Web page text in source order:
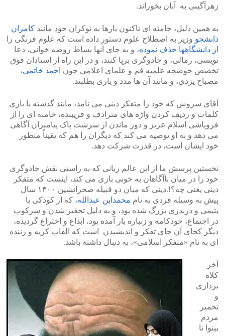
زهرآگینی به آنان بخوراند.
به همین دلیل، خامنه ای تاکنون بارها به نوکران خود مانند کامران
دانشجو وزیر به اصطلاح علوم دستور داده است که علوم فرنگی را
از دانشگاهها حذف نموده، و به جای آنها بساط روضه خوانی، دعا
نویسی، رمالی، و جادوگری برپا کنند، و در این راه از استادان فوق
تخصص حوضچه علمیه قم و علمای اعلامی چون احمد خاتمی،
مصباح یزدی، و مانند آن ها مدد و یاری بطلبند.
آقای سروش که خود را متفکر دینی می نامد، مانند گذشته با بازی
کلمات و ردیف کردن واژه های مترادف و فریبنده، خامنه ای را از
فروپاشی اسلام عزیز و دور ماندن از سرشت پاک پیامبران آگاهی
می دهد و به او توصیه می کند که دیگران را هم که یقیناً منظور
خود ایشان است، در قدرت شرکت دهد.
نخستین پرسش ما از این عالم ربانی که به راستی نقش جادوگری
خود را در میان ناآگاهان به خوبی بازی می کند، اینست که متفکر
دینی یعنی چه؟!.دینی که میان دو قبیله صحرانشین ۱۴۰۰ سال
پیش به وسیله فردی به نام محمدابن عبدالله، که از کودکی با
یتیمی و دربدری بزرگ شده بود، و به دلیل تحقیر شدن و سرکوب
در اجتماع، خودکامه و زنباره بار آمده بود، ابداع و اختراع گردیده،
دیگر کجای آن جای تفکر و اندیشیدن است که القاب کریه و زننده
ای به نام «متفکر اسلامی»، به دنبال داشته باشد.
آخر
کلاه
برداری
و
تحمیر
مردم
بینوا تا